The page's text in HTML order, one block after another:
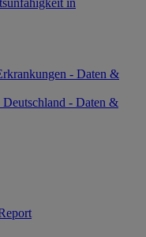
- Daten &
Deutschland - Daten &